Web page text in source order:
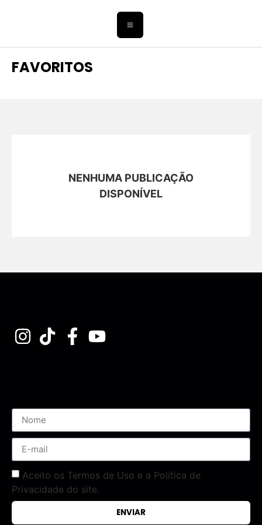
FAVORITOS
NENHUMA PUBLICAÇÃO
DISPONÍVEL
Aceito os Termos de Uso e a Política de
Privacidade do site.
ENVIAR